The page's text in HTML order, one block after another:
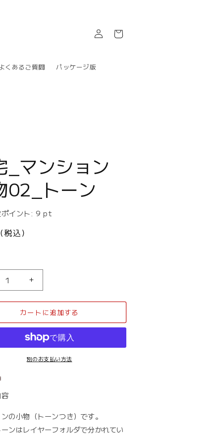
くあるご質問
パッケージ版
グ
イ
ー
_マンション
02_トーン
イント: 9 pt
込）
住
マ
ン
シ
ョ
ン
ー
の
カートに追加する
別のお支払い方法
の小物（トーンつき）です。
ンはレイヤーフォルダで分かれてい